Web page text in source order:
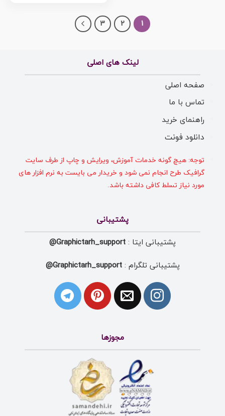
1
2
3
لینک های اصلی
صفحه اصلی
تماس با ما
راهنمای خرید
دانلود فونت
توجه: هیچ گونه خدمات آموزش، ویرایش و چاپ از طرف سایت
گرافیک طرح انجام نمی شود و خریدار می بایست به نرم افزار های
مورد نیاز تسلط کافی داشته باشد.
پشتیبانی
پشتیبانی ایتا : Graphictarh_support@
پشتیبانی تلگرام :Graphictarh_support@
مجوزها